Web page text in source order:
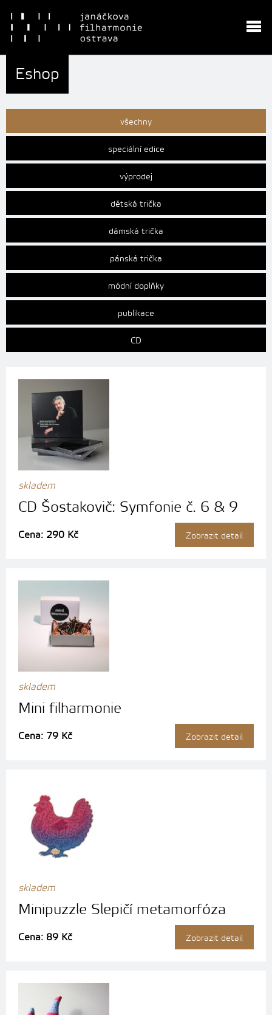
Eshop
všechny
speciální edice
výprodej
dětská trička
dámská trička
pánská trička
módní doplňky
publikace
CD
skladem
CD Šostakovič: Symfonie č. 6 & 9
Cena: 290 Kč Zobrazit detail
skladem
Mini filharmonie
Cena: 79 Kč Zobrazit detail
skladem
Minipuzzle Slepičí metamorfóza
Cena: 89 Kč Zobrazit detail